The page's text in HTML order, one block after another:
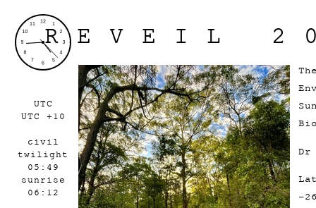
UTC
UTC +10
civil
twilight
05:49
sunrise
06:12
REVEIL
Dr
-